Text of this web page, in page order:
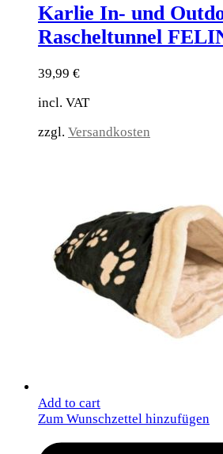
Karlie In- und
Rascheltunnel
39,99 €
incl. VAT
zzgl. Versandkosten
Add to cart
Zum Wunschzettel hinzufügen